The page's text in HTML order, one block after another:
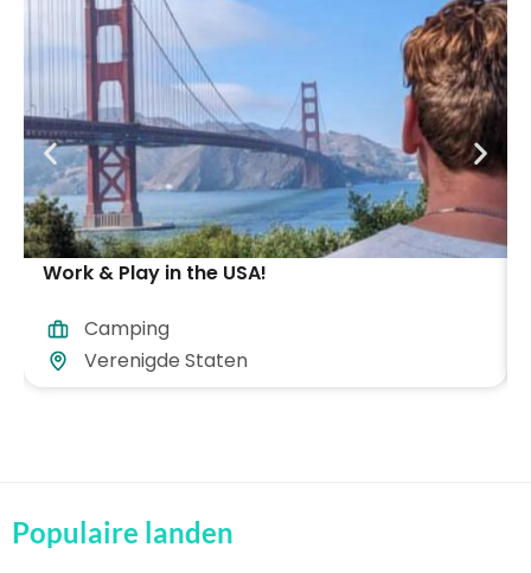
Work & Play in the USA!
Camping
Verenigde Staten
Populaire landen